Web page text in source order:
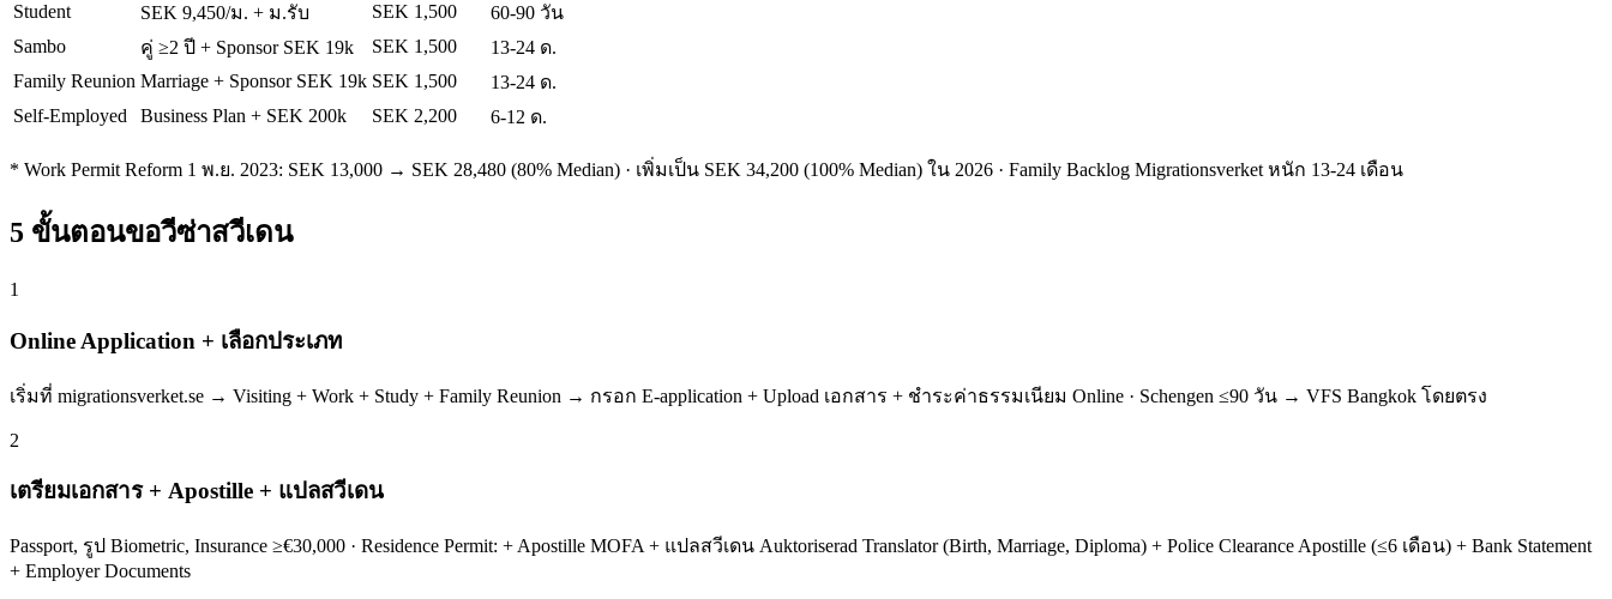
Student
SEK 9,450/ม. + ม.รับ SEK 1,500
60-90 วัน
Sambo
คู่ ≥2 ปี + Sponsor SEK 19k SEK 1,500
13-24 ด.
Family Reunion Marriage + Sponsor SEK 19k SEK 1,500
13-24 ด.
Self-Employed
Business Plan + SEK 200k SEK 2,200 6-12 ด.
* Work Permit Reform 1 พ.ย. 2023: SEK 13,000 → SEK 28,480 (80% Median) · เพิ่มเป็น SEK 34,200 (100% Median) ใน 2026 · Family Backlog Migrationsverket หนัก 13-24 เดือน
5 ขั้นตอนขอวีซ่าสวีเดน
1
Online Application + เลือกประเภท
เริ่มที่ migrationsverket.se → Visiting + Work + Study + Family Reunion → กรอก E-application + Upload เอกสาร + ชำระค่าธรรมเนียม Online · Schengen ≤90 วัน → VFS Bangkok โดยตรง
2
เตรียมเอกสาร + Apostille + แปลสวีเดน
Passport, รูป Biometric, Insurance ≥€30,000 · Residence Permit: + Apostille MOFA + แปลสวีเดน Auktoriserad Translator (Birth, Marriage, Diploma) + Police Clearance Apostille (≤6 เดือน) + Bank Statement
+ Employer Documents